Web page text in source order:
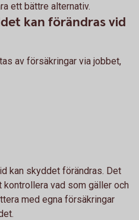
ett bättre alternativ.
kan förändras vid
av försäkringar via jobbet,
kan skyddet förändras. Det
kontrollera vad som gäller och
med egna försäkringar